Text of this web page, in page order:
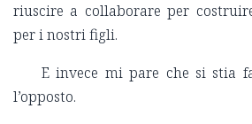
riuscire a collaborare per
per i nostri figli.
E invece mi pare che si stia
l’opposto.